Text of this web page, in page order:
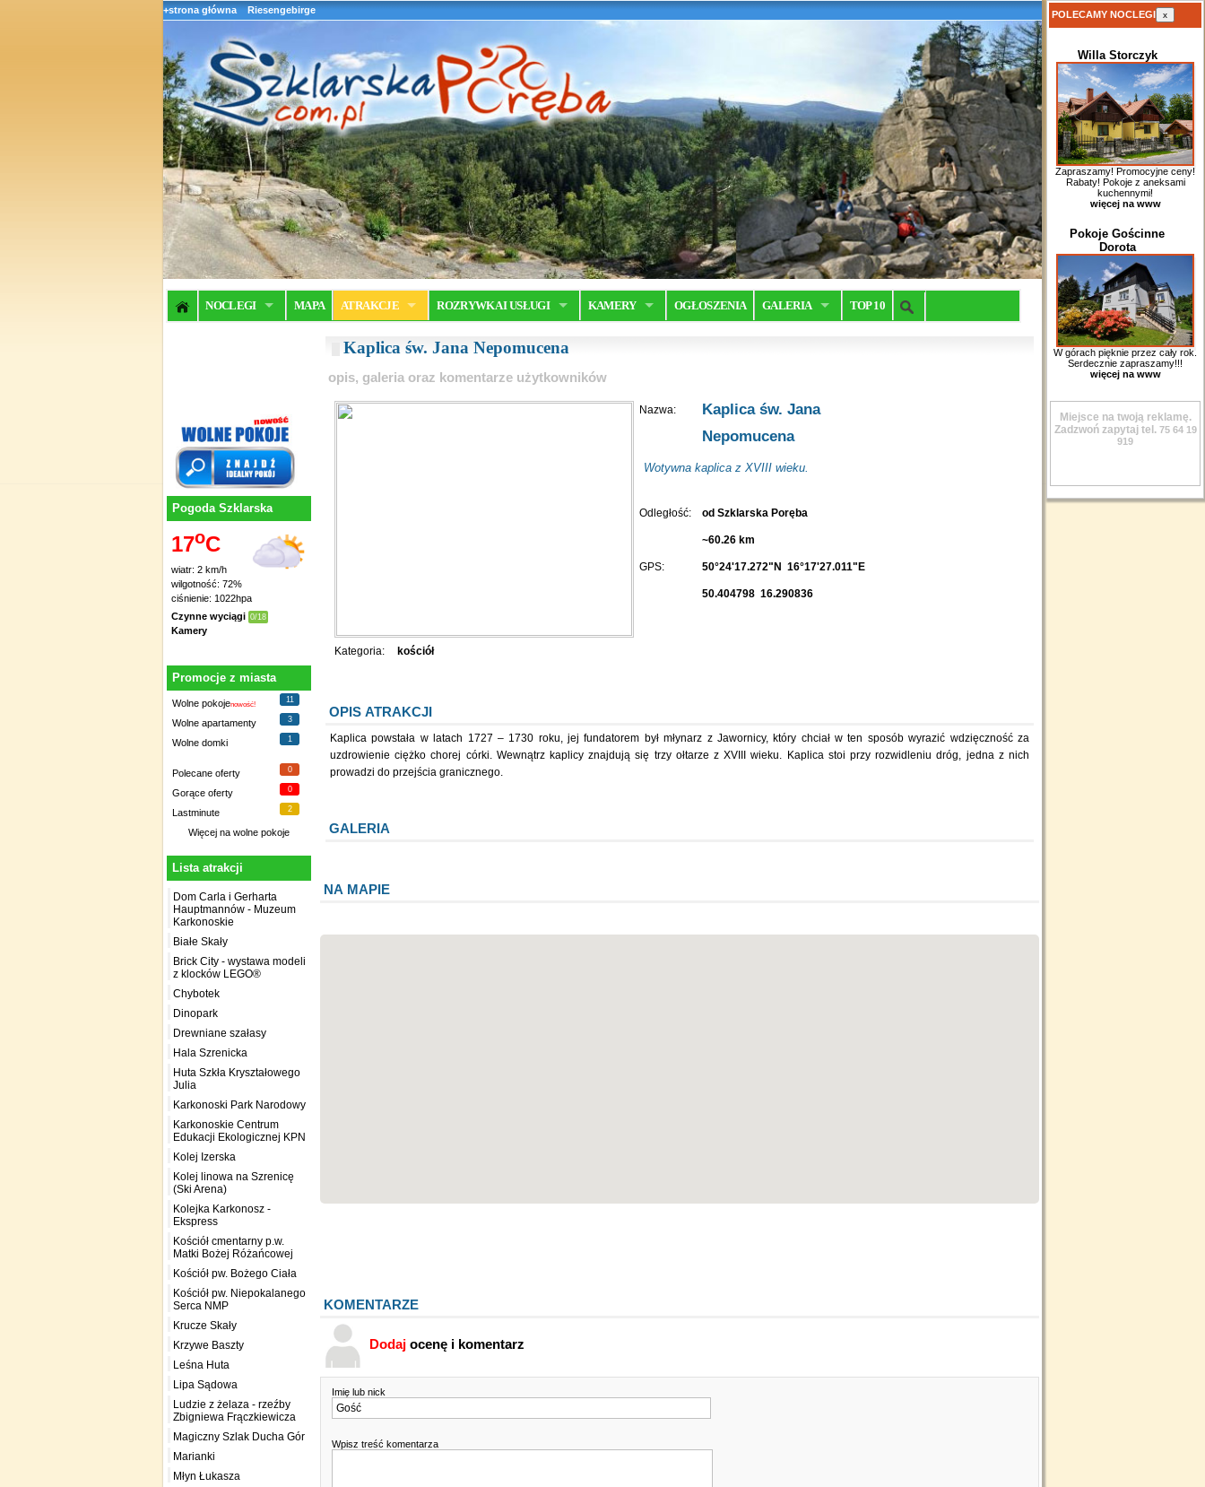
+strona główna Riesengebirge
NOCLEGI MAPA ATRAKCJE ROZRYWKA I USŁUGI KAMERY OGŁOSZENIA GALERIA TOP 10
Pogoda Szklarska
17oC
wiatr: 2 km/h
wilgotność: 72%
ciśnienie: 1022hpa
Czynne wyciągi 0/18
Kamery
Promocje z miasta
Wolne pokojenowość!
11
Wolne apartamenty 3
Wolne domki 1
Polecane oferty 0
Gorące oferty 0
Lastminute 2
Więcej na wolne pokoje
Lista atrakcji
Dom Carla i Gerharta
Hauptmannów - Muzeum
Karkonoskie
Białe Skały
Brick City - wystawa modeli
z klocków LEGO®
Chybotek
Dinopark
Drewniane szałasy
Hala Szrenicka
Huta Szkła Kryształowego
Julia
Karkonoski Park Narodowy
Karkonoskie Centrum
Edukacji Ekologicznej KPN
Kolej Izerska
Kolej linowa na Szrenicę
(Ski Arena)
Kolejka Karkonosz -
Ekspress
Kościół cmentarny p.w.
Matki Bożej Różańcowej
Kościół pw. Bożego Ciała
Kościół pw. Niepokalanego
Serca NMP
Krucze Skały
Krzywe Baszty
Leśna Huta
Lipa Sądowa
Ludzie z żelaza - rzeźby
Zbigniewa Frączkiewicza
Magiczny Szlak Ducha Gór
Marianki
Młyn Łukasza
Kaplica św. Jana Nepomucena
opis, galeria oraz komentarze użytkowników
Nazwa:
Kaplica św. Jana
Nepomucena
Wotywna kaplica z XVIII wieku.
Odległość: od Szklarska Poręba
~60.26 km
GPS: 50°24'17.272"N 16°17'27.011"E
50.404798 16.290836
Kategoria: kościół
OPIS ATRAKCJI
Kaplica powstała w latach 1727 – 1730 roku, jej fundatorem był młynarz z Jawornicy, który chciał w ten sposób wyrazić wdzięczność za
uzdrowienie ciężko chorej córki. Wewnątrz kaplicy znajdują się trzy ołtarze z XVIII wieku. Kaplica stoi przy rozwidleniu dróg, jedna z nich
prowadzi do przejścia granicznego.
GALERIA
NA MAPIE
KOMENTARZE
Dodaj ocenę i komentarz
Imię lub nick
Wpisz treść komentarza
POLECAMY NOCLEGI x
Willa Storczyk
Zapraszamy! Promocyjne ceny!
Rabaty! Pokoje z aneksami
kuchennymi!
więcej na www
Pokoje Gościnne
Dorota
W górach pięknie przez cały rok.
Serdecznie zapraszamy!!!
więcej na www
Miejsce na twoją reklamę.
Zadzwoń zapytaj tel. 75 64 19
919